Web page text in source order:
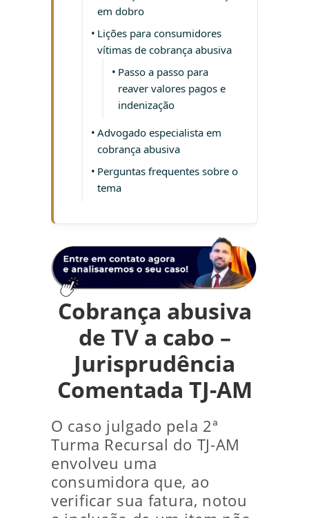
em dobro
Lições para consumidores
vítimas de cobrança abusiva
Passo a passo para
reaver valores pagos e
indenização
Advogado especialista em
cobrança abusiva
Perguntas frequentes sobre o
tema
Cobrança abusiva
de TV a cabo –
Jurisprudência
Comentada TJ-AM
O caso julgado pela 2ª
Turma Recursal do TJ-AM
envolveu uma
consumidora que, ao
verificar sua fatura, notou